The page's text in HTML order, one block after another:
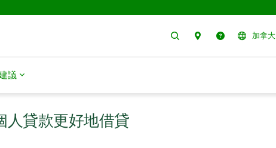
搜尋 聯絡我們幫助 加拿大
議
人貸款更好地借貸